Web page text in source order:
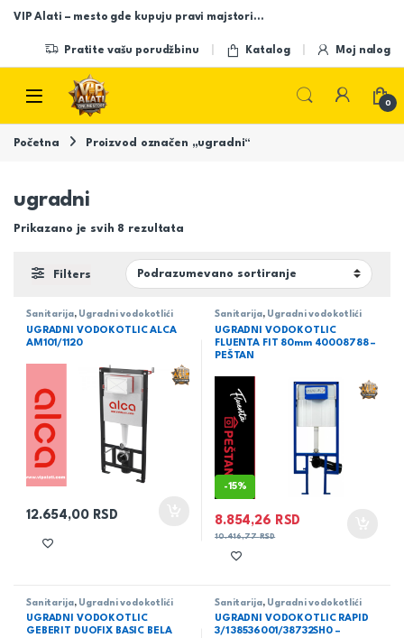
Skip to navigation
Skip to content
VIP Alati – mesto gde kupuju pravi majstori…
Pratite vašu porudžbinu Katalog Moj nalog
Open
0
Početna Proizvod označen „ugradni“
ugradni
Prikazano je svih 8 rezultata
Filters
Sanitarija, Ugradni vodokotlići
UGRADNI VODOKOTLIC ALCA
AM101/1120
12.654,00 RSD
Sanitarija, Ugradni vodokotlići
UGRADNI VODOKOTLIC
FLUENTA FIT 80mm 40008788 –
PEŠTAN
-15%
8.854,26 RSD
10.416,77RSD
Sanitarija, Ugradni vodokotlići
UGRADNI VODOKOTLIC
GEBERIT DUOFIX BASIC BELA
Sanitarija, Ugradni vodokotlići
UGRADNI VODOKOTLIC RAPID
3/1 38536001/38732SH0 –